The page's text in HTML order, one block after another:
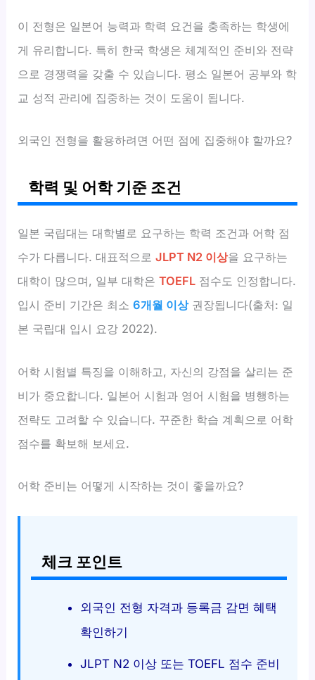
이 전형은 일본어 능력과 학력 요건을 충족하는 학생에
게 유리합니다. 특히 한국 학생은 체계적인 준비와 전략
으로 경쟁력을 갖출 수 있습니다. 평소 일본어 공부와 학
교 성적 관리에 집중하는 것이 도움이 됩니다.
외국인 전형을 활용하려면 어떤 점에 집중해야 할까요?
학력 및 어학 기준 조건
일본 국립대는 대학별로 요구하는 학력 조건과 어학 점
수가 다릅니다. 대표적으로JLPT N2 이상을 요구하는
대학이 많으며, 일부 대학은TOEFL 점수도 인정합니다.
입시 준비 기간은 최소6개월 이상권장됩니다(출처: 일
본 국립대 입시 요강 2022).
어학 시험별 특징을 이해하고, 자신의 강점을 살리는 준
비가 중요합니다. 일본어 시험과 영어 시험을 병행하는
전략도 고려할 수 있습니다. 꾸준한 학습 계획으로 어학
점수를 확보해 보세요.
어학 준비는 어떻게 시작하는 것이 좋을까요?
체크 포인트
외국인 전형 자격과 등록금 감면 혜택
확인하기
JLPT N2 이상 또는 TOEFL 점수 준비